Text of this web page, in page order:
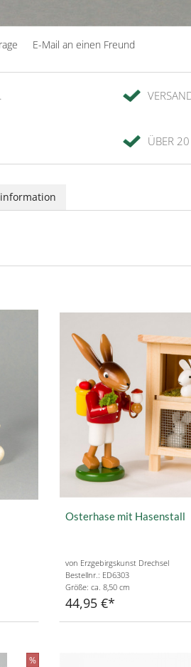
E-Mail an einen Freund
ÜBER
Osterhase mit Hasenstall
von Erzgebirgskunst Drechsel
Bestellnr.: ED6303
Größe: ca. 8,50 cm
44,95 €
%